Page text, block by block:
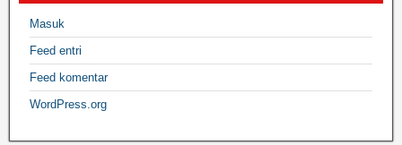
Masuk
Feed entri
Feed komentar
WordPress.org